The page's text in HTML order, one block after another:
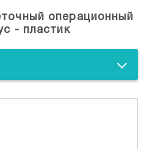
операционный
- пластик